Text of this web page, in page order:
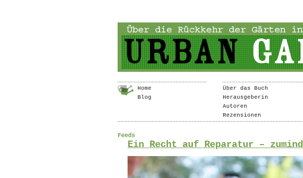
Home
Blog
Über das Buch
Herausgeberin
Autoren
Rezensionen
Feeds
Ein Recht auf Reparatur –